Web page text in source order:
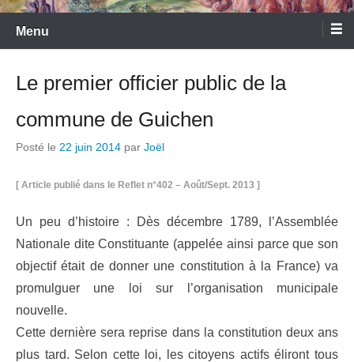
Menu
Le premier officier public de la
commune de Guichen
Posté le 22 juin 2014 par Joël
[ Article publié dans le Reflet n°402 – Août/Sept. 2013 ]
Un peu d’histoire : Dès décembre 1789, l’Assemblée
Nationale dite Constituante (appelée ainsi parce que son
objectif était de donner une constitution à la France) va
promulguer une loi sur l’organisation municipale
nouvelle.
Cette dernière sera reprise dans la constitution deux ans
plus tard. Selon cette loi, les citoyens actifs éliront tous